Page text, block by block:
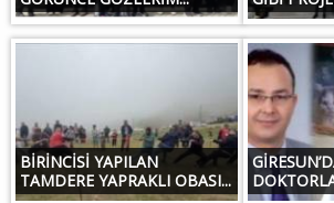
BİRİNCİSİ YAPILAN
TAMDERE YAPRAKLI OBASI...